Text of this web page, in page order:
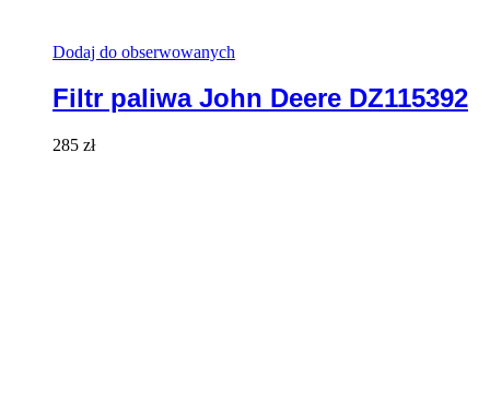
Dodaj do obserwowanych
Filtr paliwa John Deere DZ115392
285 zł